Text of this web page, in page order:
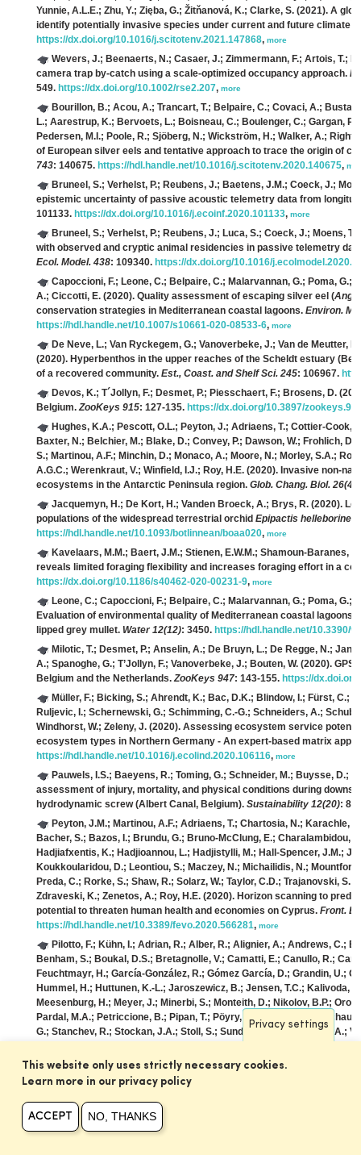
Yunnie, A.L.E.; Zhu, Y.; Zięba, G.; Žitňanová, K.; Clarke, S. (2021). A
identify potentially invasive species under current and future climate
https://dx.doi.org/10.1016/j.scitotenv.2021.147868, more
Wevers, J.; Beenaerts, N.; Casaer, J.; Zimmermann, F.; Artois, T.;
camera trap by‐catch using a scale‐optimized occupancy approach.
549. https://dx.doi.org/10.1002/rse2.207, more
Bourillon, B.; Acou, A.; Trancart, T.; Belpaire, C.; Covaci, A.;
L.; Aarestrup, K.; Bervoets, L.; Boisneau, C.; Boulenger, C.; Gargan,
Pedersen, M.I.; Poole, R.; Sjöberg, N.; Wickström, H.; Walker, A.;
of European silver eels and tentative approach to trace the origin of
743: 140675. https://hdl.handle.net/10.1016/j.scitotenv.2020.140675,
Bruneel, S.; Verhelst, P.; Reubens, J.; Baetens, J.M.; Coeck, J.;
epistemic uncertainty of passive acoustic telemetry data from
101133. https://dx.doi.org/10.1016/j.ecoinf.2020.101133, more
Bruneel, S.; Verhelst, P.; Reubens, J.; Luca, S.; Coeck, J.; Moens, T.;
with observed and cryptic animal residencies in passive telemetry
Ecol. Model. 438: 109340. https://dx.doi.org/10.1016/
Capoccioni, F.; Leone, C.; Belpaire, C.; Malarvannan, G.; Poma, G.;
A.; Ciccotti, E. (2020). Quality assessment of escaping silver eel (
conservation strategies in Mediterranean coastal lagoons. Environ.
https://hdl.handle.net/10.1007/s10661-020-08533-6, more
De Neve, L.; Van Ryckegem, G.; Vanoverbeke, J.; Van de Meutter,
(2020). Hyperbenthos in the upper reaches of the Scheldt estuary
of a recovered community. Est., Coast. and Shelf Sci. 245: 106967.
Devos, K.; T´Jollyn, F.; Desmet, P.; Piesschaert, F.; Brosens, D.
Belgium.ZooKeys 915: 127-135. https://dx.doi.org/10.3897/
Hughes, K.A.; Pescott, O.L.; Peyton, J.; Adriaens, T.; Cottier-Cook,
Baxter, N.; Belchier, M.; Blake, D.; Convey, P.; Dawson, W.; Frohlich,
S.; Martinou, A.F.; Minchin, D.; Monaco, A.; Moore, N.; Morley, S.A.;
A.G.C.; Werenkraut, V.; Winfield, I.J.; Roy, H.E. (2020). Invasive non-
ecosystems in the Antarctic Peninsula region. Glob. Chang. Biol. 26(4)
Jacquemyn, H.; De Kort, H.; Vanden Broeck, A.; Brys, R. (2020).
populations of the widespread terrestrial orchid Epipactis helleborine
https://hdl.handle.net/10.1093/botlinnean/boaa020, more
Kavelaars, M.M.; Baert, J.M.; Stienen, E.W.M.; Shamoun-Baranes,
reveals limited foraging flexibility and increases foraging effort in a
https://dx.doi.org/10.1186/s40462-020-00231-9, more
Leone, C.; Capoccioni, F.; Belpaire, C.; Malarvannan, G.; Poma, G.;
Evaluation of environmental quality of Mediterranean coastal
lipped grey mullet. Water 12(12): 3450. https://hdl.handle.net/10.3390/
Milotic, T.; Desmet, P.; Anselin, A.; De Bruyn, L.; De Regge, N.;
A.; Spanoghe, G.; T’Jollyn, F.; Vanoverbeke, J.; Bouten, W. (2020). GPS
Belgium and the Netherlands.ZooKeys 947: 143-155. https://
Müller, F.; Bicking, S.; Ahrendt, K.; Bac, D.K.; Blindow, I.; Fürst, C.;
Ruljevic, I.; Schernewski, G.; Schimming, C.-G.; Schneiders, A.;
Windhorst, W.; Zeleny, J. (2020). Assessing ecosystem service
ecosystem types in Northern Germany - An expert-based matrix
https://hdl.handle.net/10.1016/j.ecolind.2020.106116, more
Pauwels, I.S.; Baeyens, R.; Toming, G.; Schneider, M.; Buysse, D.;
assessment of injury, mortality, and physical conditions during
hydrodynamic screw (Albert Canal, Belgium). Sustainability 12(20):
Peyton, J.M.; Martinou, A.F.; Adriaens, T.; Chartosia, N.; Karachle,
Bacher, S.; Bazos, I.; Brundu, G.; Bruno-McClung, E.; Charalambidou,
Hadjiafxentis, K.; Hadjioannou, L.; Hadjistylli, M.; Hall-Spencer, J.M.;
Koukkoularidou, D.; Leontiou, S.; Maczey, N.; Michailidis, N.;
Preda, C.; Rorke, S.; Shaw, R.; Solarz, W.; Taylor, C.D.; Trajanovski,
Zdraveski, K.; Zenetos, A.; Roy, H.E. (2020). Horizon scanning to
potential to threaten human health and economies on Cyprus. Front.
https://hdl.handle.net/10.3389/fevo.2020.566281, more
Pilotto, F.; Kühn, I.; Adrian, R.; Alber, R.; Alignier, A.; Andrews, C.;
Benham, S.; Boukal, D.S.; Bretagnolle, V.; Camatti, E.; Canullo, R.;
Feuchtmayr, H.; García-González, R.; Gómez García, D.; Grandin, U.;
Hummel, H.; Huttunen, K.-L.; Jaroszewicz, B.; Jensen, T.C.; Kalivoda,
Meesenburg, H.; Meyer, J.; Minerbi, S.; Monteith, D.; Nikolov, B.P.;
Pardal, M.A.; Petriccione, B.; Pipan, T.; Pöyry, J.; Schäfer, S.M.;
G.; Stanchev, R.; Stockan, J.A.; Stoll, S.; Sundqvist, L.; Thimonier, A.;
https://dx.doi.org/10.1038/s41467-020-17171-y, more
Provoost, S.; Declerck, L.(2020). Early scrub development in De
Salas, R.; Müller, W.; Vercruijsse, H.; Lens, L.; Stienen, E.
reproductive investment in a colonial seabird species.
Privacy settings
This website only uses strictly necessary cookies.
Learn more in our privacy policy
ACCEPT NO, THANKS